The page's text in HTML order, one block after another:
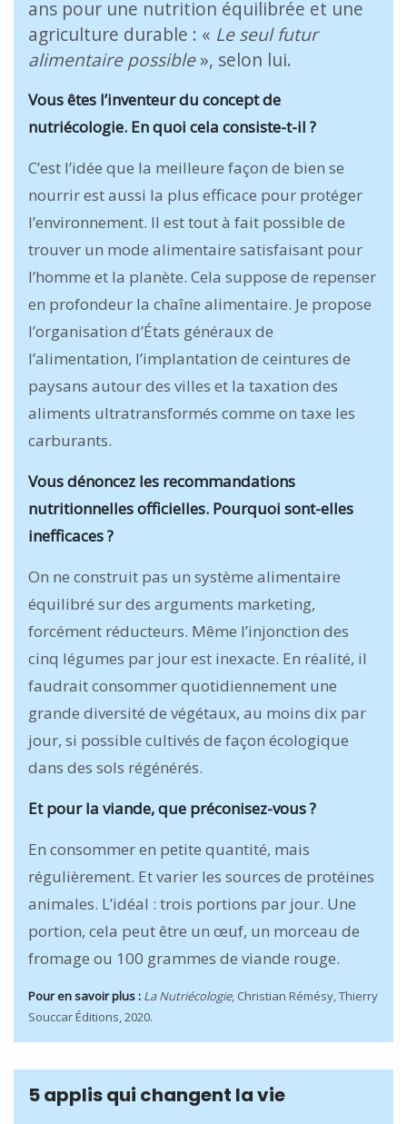
ans pour une nutrition équilibrée et une
agriculture durable : « Le seul futur
alimentaire possible», selon lui.
Vous êtes l’inventeur du concept de
nutriécologie. En quoi cela consiste-t-il ?
C’est l’idée que la meilleure façon de bien se
nourrir est aussi la plus efficace pour protéger
l’environnement. Il est tout à fait possible de
trouver un mode alimentaire satisfaisant pour
l’homme et la planète. Cela suppose de repenser
en profondeur la chaîne alimentaire. Je propose
l’organisation d’États généraux de
l’alimentation, l’implantation de ceintures de
paysans autour des villes et la taxation des
aliments ultratransformés comme on taxe les
carburants.
Vous dénoncez les recommandations
nutritionnelles officielles. Pourquoi sont-elles
inefficaces ?
On ne construit pas un système alimentaire
équilibré sur des arguments marketing,
forcément réducteurs. Même l’injonction des
cinq légumes par jour est inexacte. En réalité, il
faudrait consommer quotidiennement une
grande diversité de végétaux, au moins dix par
jour, si possible cultivés de façon écologique
dans des sols régénérés.
Et pour la viande, que préconisez-vous ?
En consommer en petite quantité, mais
régulièrement. Et varier les sources de protéines
animales. L’idéal : trois portions par jour. Une
portion, cela peut être un œuf, un morceau de
fromage ou 100 grammes de viande rouge.
Pour en savoir plus : La Nutriécologie, Christian Rémésy, Thierry
Souccar Éditions, 2020.
5 applis qui changent la vie